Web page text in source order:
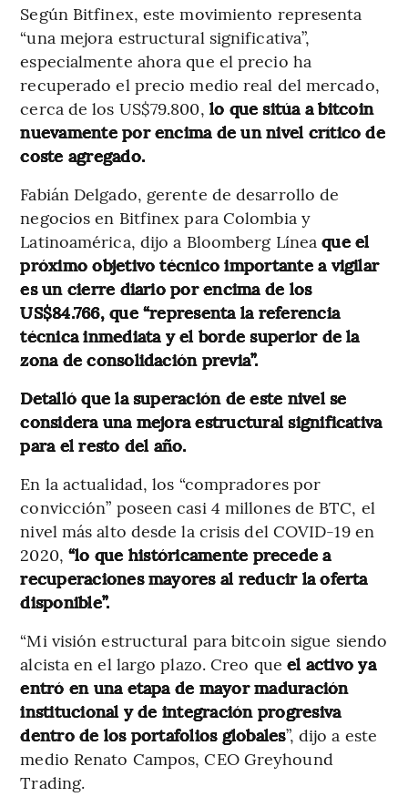
Según Bitfinex, este movimiento representa
“una mejora estructural significativa”,
especialmente ahora que el precio ha
recuperado el precio medio real del mercado,
cerca de los US$79.800, lo que sitúa a bitcoin
nuevamente por encima de un nivel crítico de
coste agregado.
Fabián Delgado, gerente de desarrollo de
negocios en Bitfinex para Colombia y
Latinoamérica, dijo a Bloomberg Líneaque el
próximo objetivo técnico importante a vigilar
es un cierre diario por encima de los
US$84.766, que “representa la referencia
técnica inmediata y el borde superior de la
zona de consolidación previa”.
Detalló que la superación de este nivel se
considera una mejora estructural significativa
para el resto del año.
En la actualidad, los “compradores por
convicción” poseen casi 4 millones de BTC, el
nivel más alto desde la crisis del COVID-19 en
2020, “lo que históricamente precede a
recuperaciones mayores al reducir la oferta
disponible”.
“Mi visión estructural para bitcoin sigue siendo
alcista en el largo plazo. Creo que el activo ya
entró en una etapa de mayor maduración
institucional y de integración progresiva
dentro de los portafolios globales”, dijo a este
medio Renato Campos, CEO Greyhound
Trading.